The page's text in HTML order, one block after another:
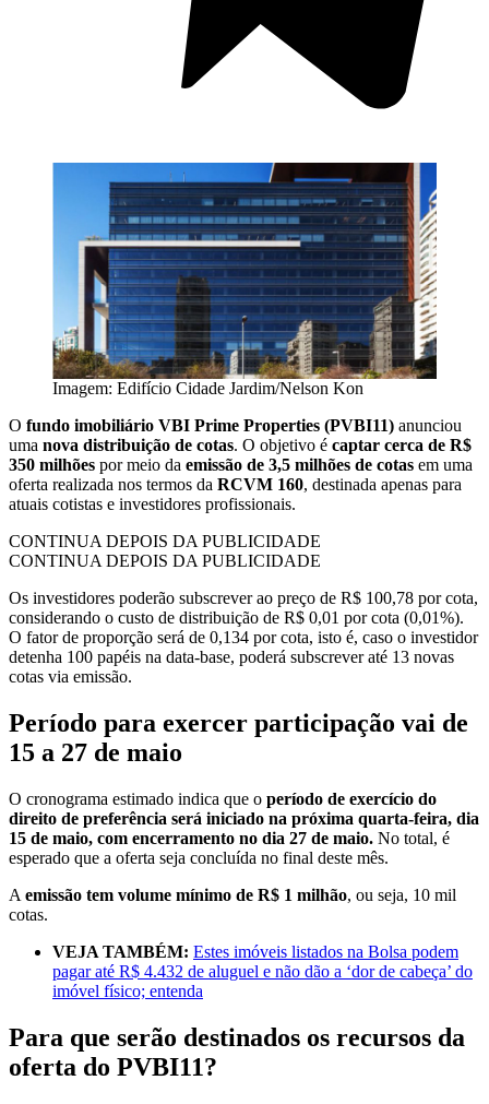
Imagem: Edifício Cidade Jardim/Nelson Kon
O fundo imobiliário VBI Prime Properties (PVBI11) anunciou
uma nova distribuição de cotas. O objetivo é captar cerca de R$
350 milhões por meio da emissão de 3,5 milhões de cotas em uma
oferta realizada nos termos da RCVM 160, destinada apenas para
atuais cotistas e investidores profissionais.
CONTINUA DEPOIS DA PUBLICIDADE
CONTINUA DEPOIS DA PUBLICIDADE
Os investidores poderão subscrever ao preço de R$ 100,78 por cota,
considerando o custo de distribuição de R$ 0,01 por cota (0,01%).
O fator de proporção será de 0,134 por cota, isto é, caso o investidor
detenha 100 papéis na data-base, poderá subscrever até 13 novas
cotas via emissão.
Período para exercer participação vai de
15 a 27 de maio
O cronograma estimado indica que o período de exercício do
direito de preferência será iniciado na próxima quarta-feira, dia
15 de maio, com encerramento no dia 27 de maio. No total, é
esperado que a oferta seja concluída no final deste mês.
A emissão tem volume mínimo de R$ 1 milhão, ou seja, 10 mil
cotas.
VEJA TAMBÉM: Estes imóveis listados na Bolsa podem
pagar até R$ 4.432 de aluguel e não dão a ‘dor de cabeça’ do
imóvel físico; entenda
Para que serão destinados os recursos da
oferta do PVBI11?